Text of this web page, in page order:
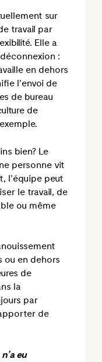
sur
travail par
Elle a
:
en dehors
l’envoi de
de bureau
de
bien? Le
personne vit
l’équipe peut
le travail, de
ou même
ou en dehors
de
la
par
de
eu